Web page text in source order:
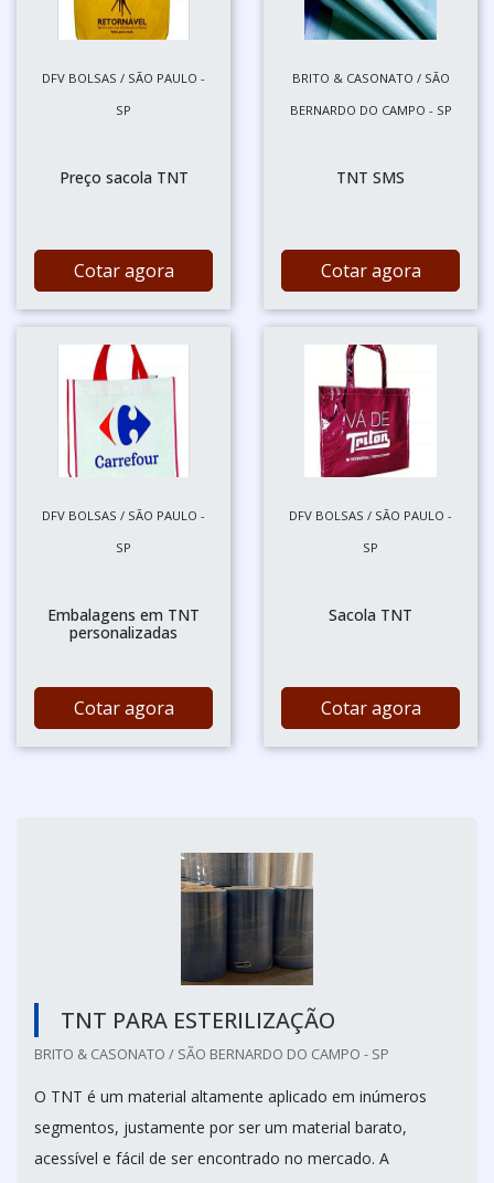
DFV BOLSAS / SÃO PAULO -
SP
Preço sacola TNT
Cotar agora
BRITO & CASONATO / SÃO
BERNARDO DO CAMPO - SP
TNT SMS
Cotar agora
DFV BOLSAS / SÃO PAULO -
SP
Embalagens em TNT
personalizadas
Cotar agora
DFV BOLSAS / SÃO PAULO -
SP
Sacola TNT
Cotar agora
TNT PARA ESTERILIZAÇÃO
BRITO & CASONATO / SÃO BERNARDO DO CAMPO - SP
O TNT é um material altamente aplicado em inúmeros
segmentos, justamente por ser um material barato,
acessível e fácil de ser encontrado no mercado. A